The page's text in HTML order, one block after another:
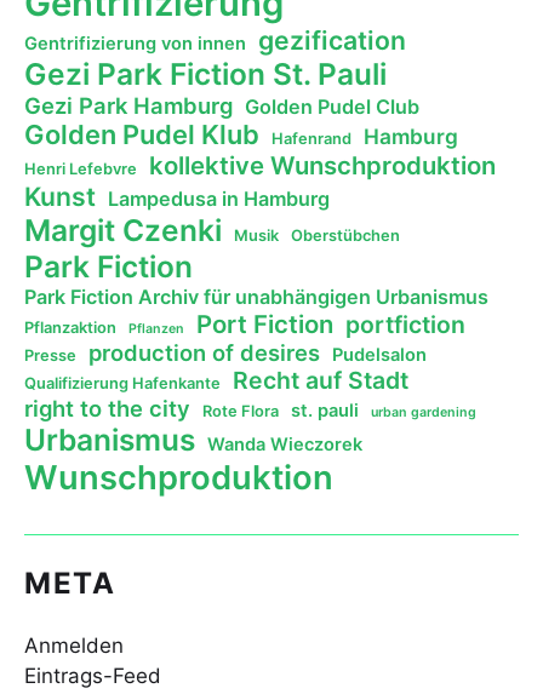
Gentrifizierung von innen gezification
Gezi Park Fiction St. Pauli
Gezi Park Hamburg Golden Pudel Club
Golden Pudel Klub Hafenrand Hamburg
Henri Lefebvre kollektive Wunschproduktion
Kunst Lampedusa in Hamburg
Margit Czenki Musik Oberstübchen
Park Fiction
Park Fiction Archiv für unabhängigen Urbanismus
Pflanzaktion Pflanzen Port Fiction portfiction
Presse production of desires Pudelsalon
Qualifizierung Hafenkante Recht auf Stadt
right to the city Rote Flora st. pauli urban gardening
Urbanismus Wanda Wieczorek
Wunschproduktion
META
Anmelden
Eintrags-Feed